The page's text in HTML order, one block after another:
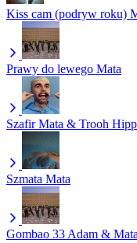
Kiss cam (podryw roku)
Prawy do lewego Mata
Szafir Mata & Trooh
Szmata Mata
Gombao 33 Adam &